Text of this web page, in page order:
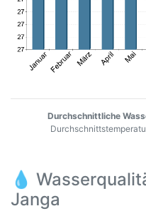
Durchschnittliche
💧
Janga